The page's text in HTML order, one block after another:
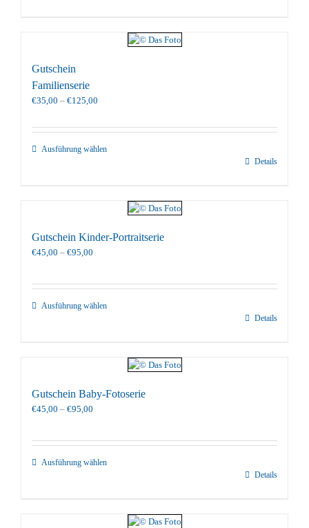
Gutschein
Familienserie
€35,00 – €125,00
bis
Ausführung wählen
Details
Gutschein Kinder-Portraitserie
€45,00 – €95,00
€95,00
Ausführung wählen
Details
Gutschein Baby-Fotoserie
€45,00 – €95,00
€95,00
Ausführung wählen
Details